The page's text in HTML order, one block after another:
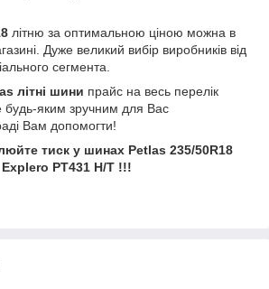
літню за оптимальною ціною можна в
Дуже великий вибір виробників від
сегмента.
літні шини прайс на весь перелік
будь-яким зручним для Вас
Вам допомогти!
тиск у шинах Petlas 235/50R18
Explero PT431 H/T !!!